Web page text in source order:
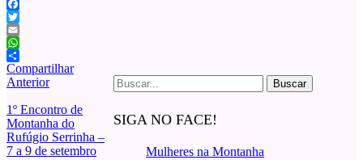
Facebook
Twitter
Email
WhatsApp
Compartilhar
Buscar
por:
SIGA NO FACE!
Mulheres na Montanha
Anterior
1º Encontro de
Montanha do
Rufúgio Serrinha –
7 a 9 de setembro